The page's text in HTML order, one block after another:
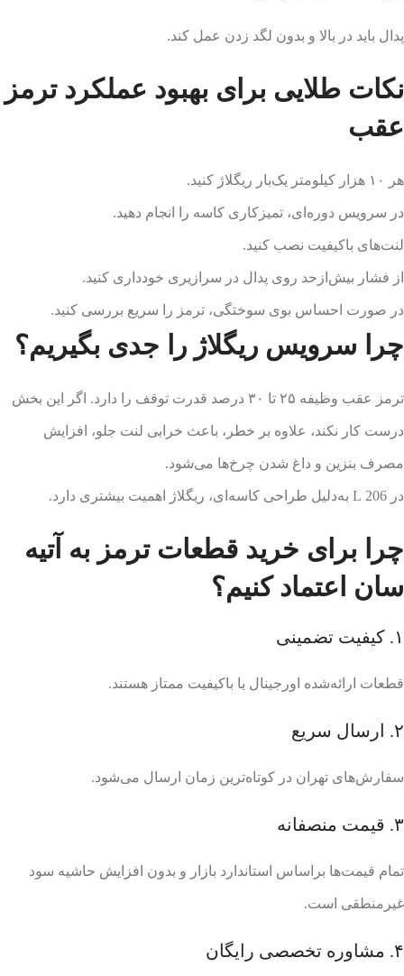
پدال باید در بالا و بدون لگد زدن عمل کند.
نکات طلایی برای بهبود عملکرد ترمز
عقب
هر ۱۰ هزار کیلومتر یک‌بار ریگلاژ کنید.
در سرویس دوره‌ای، تمیزکاری کاسه را انجام دهید.
لنت‌های باکیفیت نصب کنید.
از فشار بیش‌ازحد روی پدال در سرازیری خودداری کنید.
در صورت احساس بوی سوختگی، ترمز را سریع بررسی کنید.
چرا سرویس ریگلاژ را جدی بگیریم؟
ترمز عقب وظیفه ۲۵ تا ۳۰ درصد قدرت توقف را دارد. اگر این بخش
درست کار نکند، علاوه بر خطر، باعث خرابی لنت جلو، افزایش
مصرف بنزین و داغ شدن چرخ‌ها می‌شود.
در 206 L به‌دلیل طراحی کاسه‌ای، ریگلاژ اهمیت بیشتری دارد.
چرا برای خرید قطعات ترمز به آتیه
سان اعتماد کنیم؟
۱. کیفیت تضمینی
قطعات ارائه‌شده اورجینال یا باکیفیت ممتاز هستند.
۲. ارسال سریع
سفارش‌های تهران در کوتاه‌ترین زمان ارسال می‌شود.
۳. قیمت منصفانه
تمام قیمت‌ها براساس استاندارد بازار و بدون افزایش حاشیه سود
غیرمنطقی است.
۴. مشاوره تخصصی رایگان